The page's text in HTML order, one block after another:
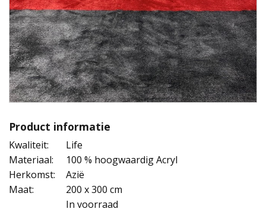
Product informatie
Kwaliteit:
Life
Materiaal:
100 % hoogwaardig Acryl
Herkomst:
Azië
Maat:
200 x 300 cm
In voorraad